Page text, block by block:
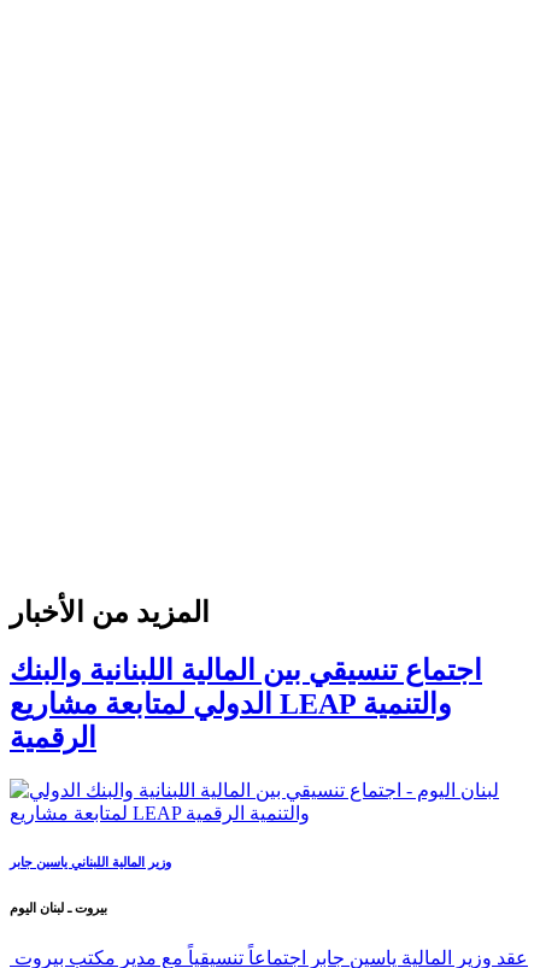
المزيد من الأخبار
اجتماع تنسيقي بين المالية اللبنانية والبنك
الدولي لمتابعة مشاريع LEAP والتنمية
الرقمية
وزير المالية اللبناني ياسين جابر
بيروت ـ لبنان اليوم